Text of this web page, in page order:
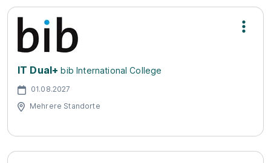
IT Dual+ bib International College
01.08.2027
Mehrere Standorte